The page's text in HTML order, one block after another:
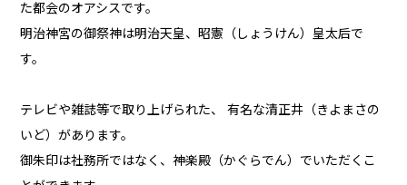
た都会のオアシスです。
明治神宮の御祭神は明治天皇、昭憲（しょうけん）皇太后で
す。
テレビや雑誌等で取り上げられた、 有名な清正井（きよまさの
いど）があります。
御朱印は社務所ではなく、神楽殿（かぐらでん）でいただくこ